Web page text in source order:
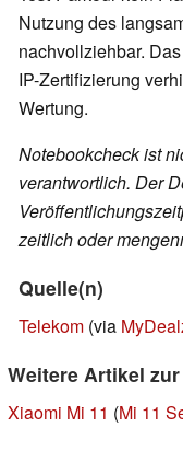
Nutzung des
nachvollziehbar.
IP-Zertifizierung
Wertung.
Notebookcheck ist
verantwortlich. Der
zeitlich oder
Quelle(n)
Telekom (via
Weitere Artikel
Xiaomi Mi 11 (Mi 11